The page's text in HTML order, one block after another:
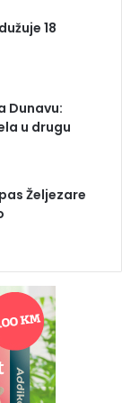
18
Dunavu:
u drugu
Željezare